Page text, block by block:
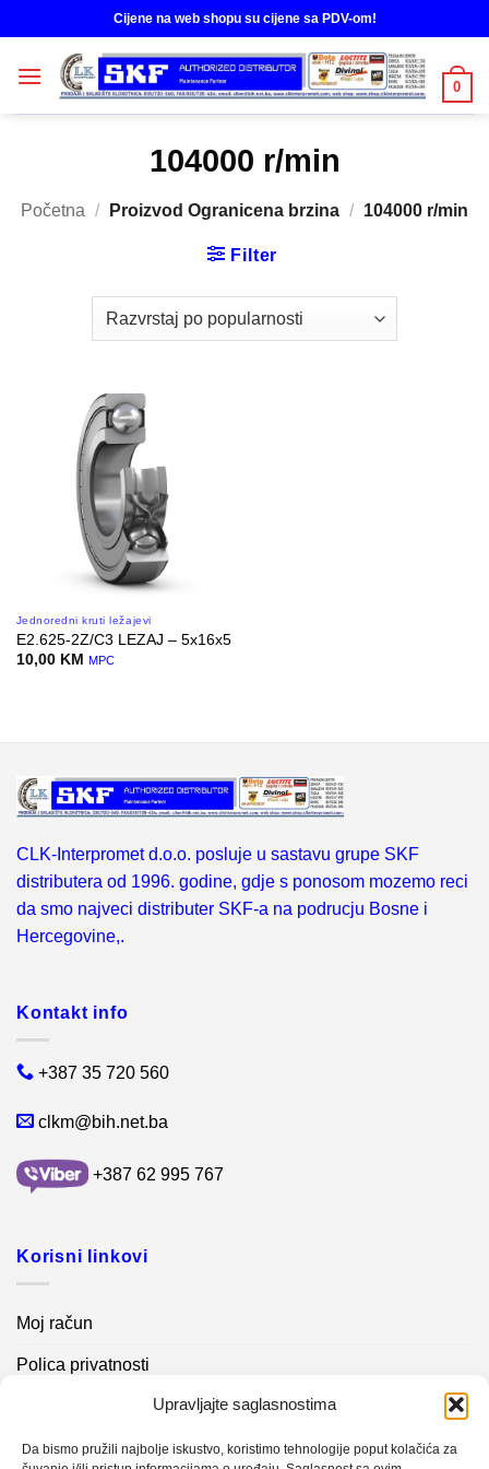
Upravljajte saglasnostima
Da bismo pružili najbolje iskustvo, koristimo tehnologije poput kolačića za
to
content
Cijene na web shopu su cijene sa PDV-om!
0
104000 r/min
Početna / Proizvod Ogranicena brzina / 104000 r/min
Filter
Jednoredni kruti ležajevi
E2.625-2Z/C3 LEZAJ – 5x16x5
10,00 KM MPC
CLK-Interpromet d.o.o. posluje u sastavu grupe SKF
distributera od 1996. godine, gdje s ponosom mozemo reci
da smo najveci distributer SKF-a na podrucju Bosne i
Hercegovine,.
Kontakt info
+387 35 720 560
clkm@bih.net.ba
+387 62 995 767
Korisni linkovi
Moj račun
Polica privatnosti
Kontakt info